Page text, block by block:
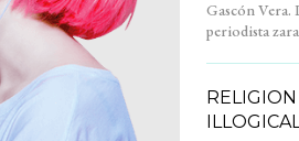
Gascón Vera. La
periodista